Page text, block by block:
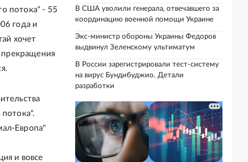
потока" - 55
года и
хочет
Европа"
и вовсе
В США уволили генерала, отвечавшего за
координацию военной помощи Украине
Экс-министр обороны Украины Федоров
выдвинул Зеленскому ультиматум
В России зарегистрировали тест-систему
на вирус Бундибуджио. Детали
разработки